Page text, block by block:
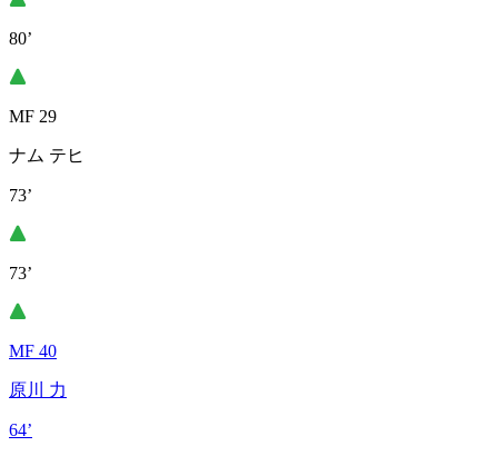
80’
MF 29
ナム テヒ
73’
73’
MF 40
原川 力
64’